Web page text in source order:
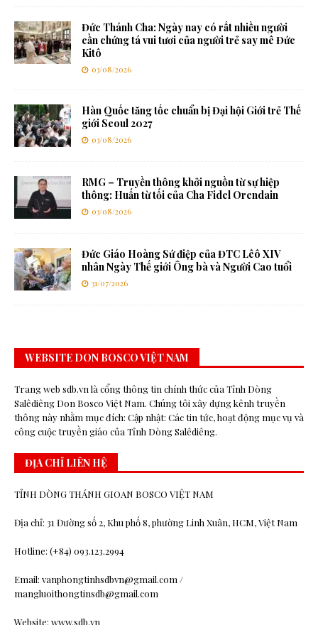
Đức Thánh Cha: Ngày nay có rất nhiều người
cần chứng tá vui tươi của người trẻ say mê Đức
Kitô
03/08/2026
Hàn Quốc tăng tốc chuẩn bị Đại hội Giới trẻ Thế
giới Seoul 2027
03/08/2026
RMG – Truyền thông khởi nguồn từ sự hiệp
thông: Huấn từ tối của Cha Fidel Orendain
03/08/2026
Đức Giáo Hoàng Sứ điệp của ĐTC Lêô XIV
nhân Ngày Thế giới Ông bà và Người Cao tuổi
31/07/2026
WEBSITE DON BOSCO VIỆT NAM
Trang web sdb.vn là cổng thông tin chính thức của Tỉnh Dòng
Salêdiêng Don Bosco Việt Nam. Chúng tôi xây dựng kênh truyền
thông này nhằm mục đích: Cập nhật: Các tin tức, hoạt động mục vụ và
công cuộc truyền giáo của Tỉnh Dòng Salêdiêng.
ĐỊA CHỈ LIÊN HỆ
TỈNH DÒNG THÁNH GIOAN BOSCO VIỆT NAM
Địa chỉ: 31 Đường số 2, Khu phố 8, phường Linh Xuân, HCM, Việt Nam
Hotline: (+84) 093.123.2994
Email: vanphongtinhsdbvn@gmail.com /
mangluoithongtinsdb@gmail.com
Website: www.sdb.vn